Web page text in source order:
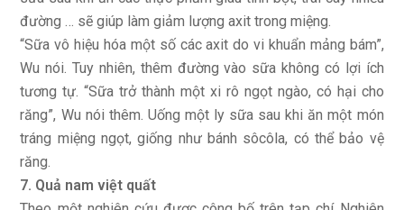
đường … sẽ giúp làm giảm lượng axit trong miệng.
“Sữa vô hiệu hóa một số các axit do vi khuẩn mảng bám”,
Wu nói. Tuy nhiên, thêm đường vào sữa không có lợi ích
tương tự. “Sữa trở thành một xi rô ngọt ngào, có hại cho
răng”, Wu nói thêm. Uống một ly sữa sau khi ăn một món
tráng miệng ngọt, giống như bánh sôcôla, có thể bảo vệ
răng.
7. Quả nam việt quất